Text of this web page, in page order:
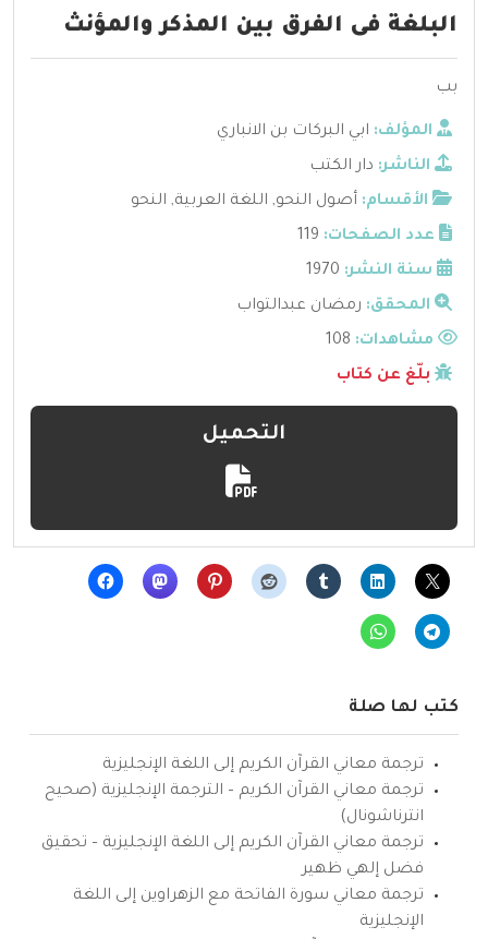
البلغة فى الفرق بين المذكر والمؤنث
بب
المؤلف: ابي البركات بن الانباري
الناشر: دار الكتب
الأقسام: أصول النحو, اللغة العربية, النحو
عدد الصفحات: 119
سنة النشر: 1970
المحقق: رمضان عبدالتواب
مشاهدات:
بلّغ عن كتاب
التحميل
كتب لها صلة
ترجمة معاني القرآن الكريم إلى اللغة الإنجليزية
ترجمة معاني القرآن الكريم – الترجمة الإنجليزية (صحيح
انترناشونال)
ترجمة معاني القرآن الكريم إلى اللغة الإنجليزية – تحقيق
فضل إلهي ظهير
ترجمة معاني سورة الفاتحة مع الزهراوين إلى اللغة
الإنجليزية